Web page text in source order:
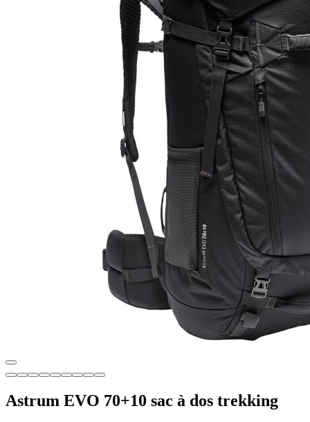
Astrum EVO 70+10 sac à dos trekking